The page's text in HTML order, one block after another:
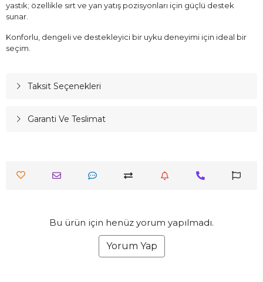
yastık; özellikle sırt ve yan yatış pozisyonları için güçlü destek
sunar.
Konforlu, dengeli ve destekleyici bir uyku deneyimi için ideal bir
seçim.
Taksit Seçenekleri
Garanti Ve Teslimat
Bu ürün için henüz yorum yapılmadı.
Yorum Yap